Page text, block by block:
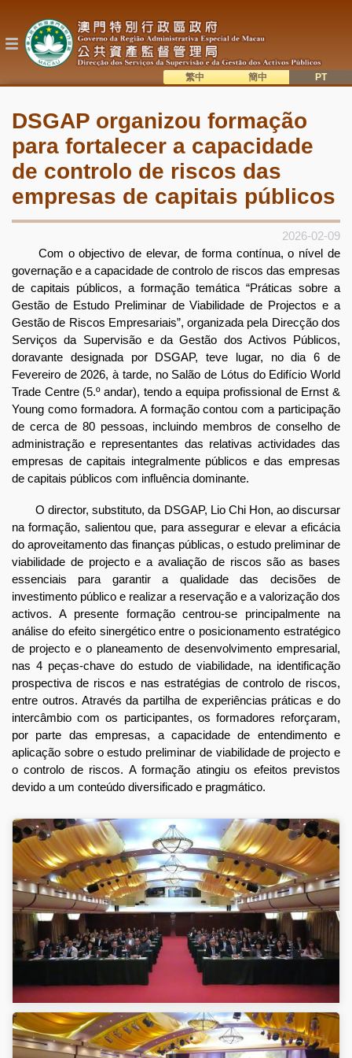
o
conteúdo
DSGAP organizou formação
para fortalecer a capacidade
de controlo de riscos das
empresas de capitais públicos
2026-02-09
Com o objectivo de elevar, de forma contínua, o nível de
governação e a capacidade de controlo de riscos das empresas
de capitais públicos, a formação temática “Práticas sobre a
Gestão de Estudo Preliminar de Viabilidade de Projectos e a
Gestão de Riscos Empresariais”, organizada pela Direcção dos
Serviços da Supervisão e da Gestão dos Activos Públicos,
doravante designada por DSGAP, teve lugar, no dia 6 de
Fevereiro de 2026, à tarde, no Salão de Lótus do Edifício World
Trade Centre (5.º andar), tendo a equipa profissional de Ernst &
Young como formadora. A formação contou com a participação
de cerca de 80 pessoas, incluindo membros de conselho de
administração e representantes das relativas actividades das
empresas de capitais integralmente públicos e das empresas
de capitais públicos com influência dominante.
O director, substituto, da DSGAP, Lio Chi Hon, ao discursar
na formação, salientou que, para assegurar e elevar a eficácia
do aproveitamento das finanças públicas, o estudo preliminar de
viabilidade de projecto e a avaliação de riscos são as bases
essenciais para garantir a qualidade das decisões de
investimento público e realizar a reservação e a valorização dos
activos. A presente formação centrou-se principalmente na
análise do efeito sinergético entre o posicionamento estratégico
de projecto e o planeamento de desenvolvimento empresarial,
nas 4 peças-chave do estudo de viabilidade, na identificação
prospectiva de riscos e nas estratégias de controlo de riscos,
entre outros. Através da partilha de experiências práticas e do
intercâmbio com os participantes, os formadores reforçaram,
por parte das empresas, a capacidade de entendimento e
aplicação sobre o estudo preliminar de viabilidade de projecto e
o controlo de riscos. A formação atingiu os efeitos previstos
devido a um conteúdo diversificado e pragmático.